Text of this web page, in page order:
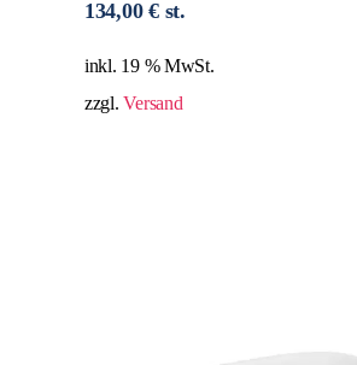
134,00€ st.
inkl. 19 % MwSt.
zzgl.Versand